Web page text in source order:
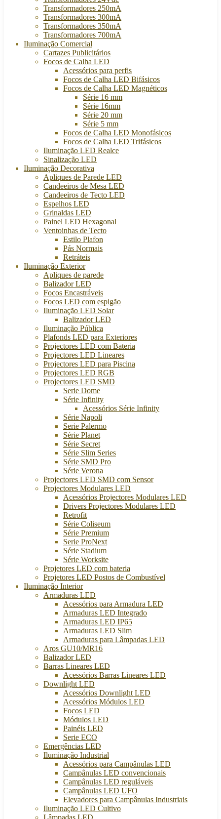
Transformadores 250mA
Transformadores 300mA
Transformadores 350mA
Transformadores 700mA
Iluminação Comercial
Cartazes Publicitários
Focos de Calha LED
Acessórios para perfis
Focos de Calha LED Bifásicos
Focos de Calha LED Magnéticos
Série 16 mm
Série 16mm
Série 20 mm
Série 5 mm
Focos de Calha LED Monofásicos
Focos de Calha LED Trifásicos
Iluminação LED Realce
Sinalização LED
Iluminação Decorativa
Apliques de Parede LED
Candeeiros de Mesa LED
Candeeiros de Tecto LED
Espelhos LED
Grinaldas LED
Painel LED Hexagonal
Ventoinhas de Tecto
Estilo Plafon
Pás Normais
Retráteis
Iluminação Exterior
Apliques de parede
Balizador LED
Focos Encastráveis
Focos LED com espigão
Iluminação LED Solar
Balizador LED
Iluminação Pública
Plafonds LED para Exteriores
Projectores LED com Bateria
Projectores LED Lineares
Projectores LED para Piscina
Projectores LED RGB
Projectores LED SMD
Serie Dome
Série Infinity
Acessórios Série Infinity
Série Napoli
Serie Palermo
Série Planet
Série Secret
Série Slim Series
Série SMD Pro
Série Verona
Projectores LED SMD com Sensor
Projectores Modulares LED
Acessórios Projectores Modulares LED
Drivers Projectores Modulares LED
Retrofit
Série Coliseum
Série Premium
Serie ProNext
Série Stadium
Série Worksite
Projetores LED com bateria
Projetores LED Postos de Combustível
Iluminação Interior
Armaduras LED
Acessórios para Armadura LED
Armaduras LED Integrado
Armaduras LED IP65
Armaduras LED Slim
Armaduras para Lâmpadas LED
Aros GU10/MR16
Balizador LED
Barras Lineares LED
Acessórios Barras Lineares LED
Downlight LED
Acessórios Downlight LED
Acessórios Módulos LED
Focos LED
Módulos LED
Painéis LED
Serie ECO
Emergências LED
Iluminação Industrial
Acessórios para Campânulas LED
Campânulas LED convencionais
Campânulas LED reguláveis
Campânulas LED UFO
Elevadores para Campânulas Industriais
Iluminação LED Cultivo
Lâmpadas LED